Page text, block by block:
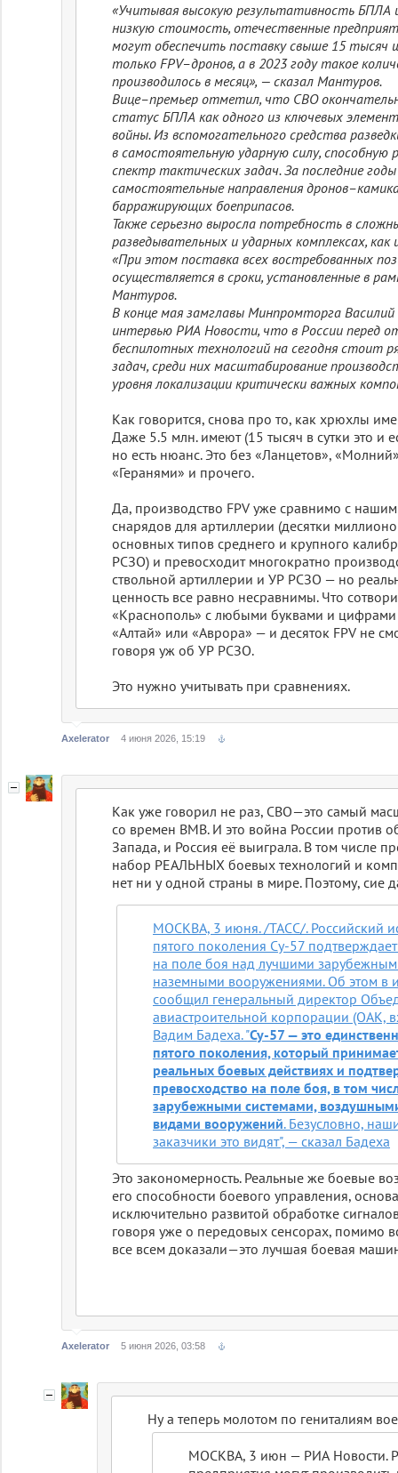
«Учитывая высокую результативность БПЛА
низкую стоимость, отечественные
могут обеспечить поставку свыше 15 тысяч
только FPV–дронов, а в 2023 году такое
производилось в месяц», — сказал Мантуров.
Вице–премьер отметил, что СВО
статус БПЛА как одного из ключевых
войны. Из вспомогательного средства
в самостоятельную ударную силу,
спектр тактических задач. За последние
самостоятельные направления
барражирующих боеприпасов.
Также серьезно выросла потребность в
разведывательных и ударных комплексах, как
«При этом поставка всех востребованных
осуществляется в сроки, установленные в
Мантуров.
В конце мая замглавы Минпромторга Василий
интервью РИА Новости, что в России перед
беспилотных технологий на сегодня стоит
задач, среди них масштабирование
уровня локализации критически важных
Как говорится, снова про то, как хрюхлы
Даже 5.5 млн. имеют (15 тысяч в сутки это и
но есть нюанс. Это без «Ланцетов»,
«Геранями» и прочего.
Да, производство FPV уже сравнимо с
снарядов для артиллерии (десятки
основных типов среднего и крупного
РСЗО) и превосходит многократно
ствольной артиллерии и УР РСЗО — но
ценность все равно несравнимы. Что
«Краснополь» с любыми буквами и
«Алтай» или «Аврора» — и десяток FPV не
говоря уж об УР РСЗО.
Это нужно учитывать при сравнениях.
Axelerator 4 июня 2026, 15:19
Как уже говорил не раз, СВО—это самый
со времен ВМВ. И это война России против
Запада, и Россия её выиграла. В том числе
набор РЕАЛЬНЫХ боевых технологий и
нет ни у одной страны в мире. Поэтому, сие
МОСКВА, 3 июня. /ТАСС/. Российский
пятого поколения Су-57
на поле боя над лучшими
наземными вооружениями. Об этом в
сообщил генеральный директор
авиастроительной корпорации (ОАК,
Вадим Бадеха. "Су-57 — это
пятого поколения, который
реальных боевых действиях и
превосходство на поле боя, в том
зарубежными системами,
видами вооружений. Безусловно,
заказчики это видят", — сказал Бадеха
Это закономерность. Реальные же боевые
его способности боевого управления,
исключительно развитой обработке
говоря уже о передовых сенсорах, помимо
все всем доказали—это лучшая боевая
Axelerator 5 июня 2026, 03:58
Ну а теперь молотом по гениталиям
МОСКВА, 3 июн — РИА Новости.